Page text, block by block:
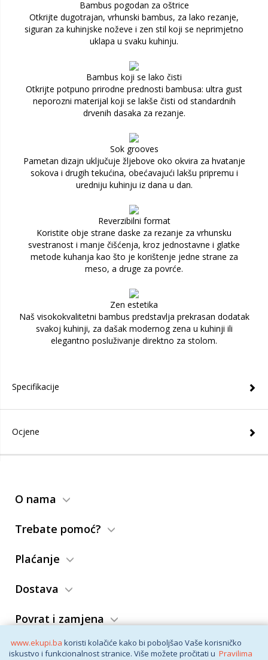
www.ekupi.ba koristi kolačiće kako bi poboljšao Vaše korisničko
iskustvo i funkcionalnost stranice. Više možete pročitati u Pravilima
Bambus pogodan za oštrice
Otkrijte dugotrajan, vrhunski bambus, za lako rezanje,
siguran za kuhinjske noževe i zen stil koji se neprimjetno
uklapa u svaku kuhinju.
Bambus koji se lako čisti
Otkrijte potpuno prirodne prednosti bambusa: ultra gust
neporozni materijal koji se lakše čisti od standardnih
drvenih dasaka za rezanje.
Sok grooves
Pametan dizajn uključuje žljebove oko okvira za hvatanje
sokova i drugih tekućina, obećavajući lakšu pripremu i
uredniju kuhinju iz dana u dan.
Reverzibilni format
Koristite obje strane daske za rezanje za vrhunsku
svestranost i manje čišćenja, kroz jednostavne i glatke
metode kuhanja kao što je korištenje jedne strane za
meso, a druge za povrće.
Zen estetika
Naš visokokvalitetni bambus predstavlja prekrasan dodatak
svakoj kuhinji, za dašak modernog zena u kuhinji ili
elegantno posluživanje direktno za stolom.
Specifikacije
Ocjene
O nama
Trebate pomoć?
Plaćanje
Dostava
Povrat i zamjena
Opći uslovi